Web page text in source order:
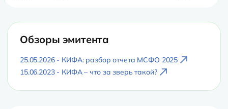
Обзоры эмитента
25.05.2026 - КИФА: разбор отчета МСФО 2025
15.06.2023 - КИФА – что за зверь такой?